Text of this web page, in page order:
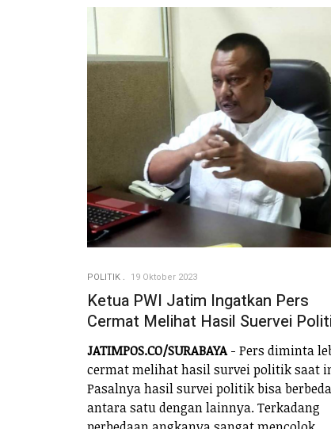
POLITIK 19 Oktober 2023
Ketua PWI Jatim Ingatkan Pers
Cermat Melihat Hasil Suervei
JATIMPOS.CO/SURABAYA- Pers diminta
cermat melihat hasil survei politik saat
Pasalnya hasil survei politik bisa berbeda
antara satu dengan lainnya. Terkadang